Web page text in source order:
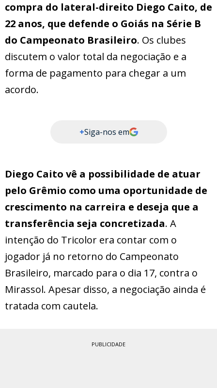
compra do lateral-direito Diego Caito, de
22 anos, que defende o Goiás na Série B
do Campeonato Brasileiro. Os clubes
discutem o valor total da negociação e a
forma de pagamento para chegar a um
acordo.
+Siga-nos em
Diego Caito vê a possibilidade de atuar
pelo Grêmio como uma oportunidade de
crescimento na carreira e deseja que a
transferência seja concretizada. A
intenção do Tricolor era contar com o
jogador já no retorno do Campeonato
Brasileiro, marcado para o dia 17, contra o
Mirassol. Apesar disso, a negociação ainda é
tratada com cautela.
PUBLICIDADE